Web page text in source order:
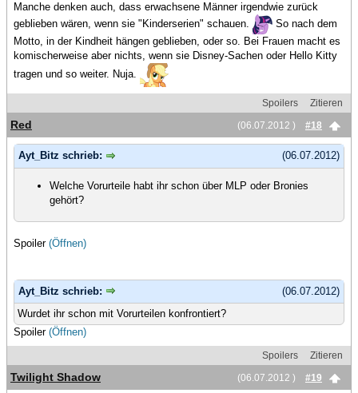
Manche denken auch, dass erwachsene Männer irgendwie zurück
geblieben wären, wenn sie "Kinderserien" schauen.
So nach dem
Motto, in der Kindheit hängen geblieben, oder so. Bei Frauen macht es
komischerweise aber nichts, wenn sie Disney-Sachen oder Hello Kitty
tragen und so weiter. Nuja.
Spoilers
Zitieren
(06.07.2012 )
#18
Red
(06.07.2012)
Ayt_Bitz schrieb:
Welche Vorurteile habt ihr schon über MLP oder Bronies
gehört?
Spoiler (Öffnen)
(06.07.2012)
Ayt_Bitz schrieb:
Wurdet ihr schon mit Vorurteilen konfrontiert?
Spoiler (Öffnen)
Spoilers
Zitieren
(06.07.2012 )
#19
Twilight Shadow